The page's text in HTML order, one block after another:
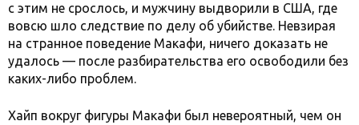
с этим не срослось, и мужчину выдворили в США, где
вовсю шло следствие по делу об убийстве. Невзирая
на странное поведение Макафи, ничего доказать не
удалось — после разбирательства его освободили без
каких-либо проблем.
Хайп вокруг фигуры Макафи был невероятный, чем он